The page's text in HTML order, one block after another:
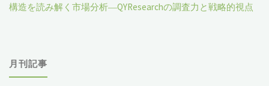
構造を読み解く市場分析―QYResearchの調査力と戦略的視点
月刊記事